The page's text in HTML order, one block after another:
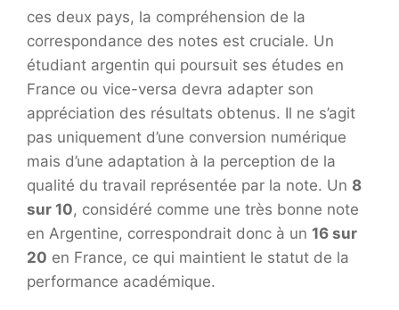
ces deux pays, la compréhension de la
correspondance des notes est cruciale. Un
étudiant argentin qui poursuit ses études en
France ou vice-versa devra adapter son
appréciation des résultats obtenus. Il ne s’agit
pas uniquement d’une conversion numérique
mais d’une adaptation à la perception de la
qualité du travail représentée par la note. Un 8
sur 10, considéré comme une très bonne note
en Argentine, correspondrait donc à un 16 sur
20 en France, ce qui maintient le statut de la
performance académique.